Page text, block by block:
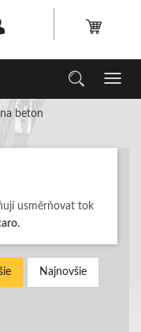
Toggle
na beton
usměrňovat tok
Najnovšie